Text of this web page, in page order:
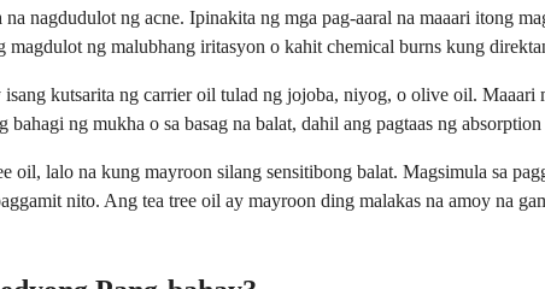
nagdudulot ng acne. Ipinakita ng mga pag-aaral na maaari itong
ng malubhang iritasyon o kahit chemical burns kung
kutsarita ng carrier oil tulad ng jojoba, niyog, o olive oil.
ng mukha o sa basag na balat, dahil ang pagtaas ng
lalo na kung mayroon silang sensitibong balat. Magsimula sa
nito. Ang tea tree oil ay mayroon ding malakas na amoy na